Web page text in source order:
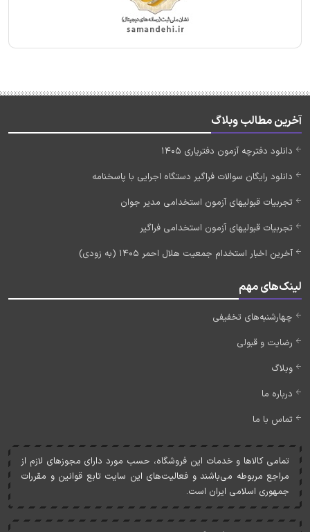
آخرین مطالب وبلاگ
دانلود دفترچه آزمون دفتریاری 1405
دانلود رایگان سوالات فراگیر دستگاه اجرایی با پاسخنامه
تجربیات قبولیهای آزمون استخدامی مدیر جوان
تجربیات قبولیهای آزمون استخدامی فراگیر
آخرین اخبار استخدام جمعیت هلال احمر 1405 (به زودی)
لینک‌های مهم
چهارشنبه‌های تخفیفی
رضایت و قبولی
وبلاگ
درباره ما
تماس با ما
تمامی کالاها و خدمات اين فروشگاه، حسب مورد دارای مجوزهای لازم از
مراجع مربوطه می‌باشند و فعاليت‌های اين سايت تابع قوانين و مقررات
جمهوری اسلامی ايران است.